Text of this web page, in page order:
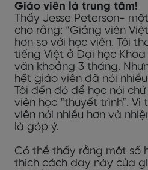
Giáo viên là trung tâm!
Thầy Jesse Peterson-
cho rằng: “Giảng viên
hơn so với học viên. Tôi
tiếng Việt ở Đại học
văn khoảng 3 tháng.
hết giáo viên đã nói
Tôi đến đó để học nói
viên học “thuyết trình”.
viên nói nhiều hơn và
là góp ý.
Có thể thấy rằng một số
thích cách dạy này của